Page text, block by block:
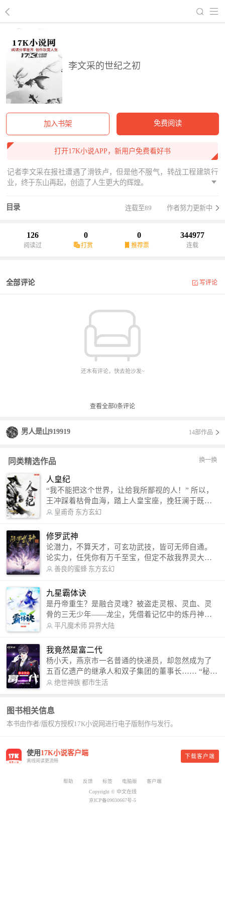
李文采的世纪之初
加入书架 免费阅读
打开17K小说APP，新用户免费看好书
记者李文采在报社遭遇了滑铁卢，但是他不服气，转战工程建筑行
业，终于东山再起，创造了人生更大的辉煌。
目录 连载至89 作者努力更新中
126
阅读过
0
打赏
0
推荐票
344977
连载
全部评论 写评论
还木有评论，快去抢沙发~
查看全部0条评论
男人是山919919 14部作品
同类精选作品 换一换
人皇纪
“我不能把这个世界，让给我所鄙视的人！” 所以，
王冲踩着枯骨血海，踏上人皇宝座，挽狂澜于既
倒，扶大厦之将倾，成就了一段无上的传说！ 微信
微博：皇甫奇（地址：http://weibo.com/u/25284575
87） QQ交流群：320238210【普通群】 574501330
【VIP订阅群】 欢迎大家关注。
皇甫奇 东方玄幻
修罗武神
论潜力，不算天才，可玄功武技，皆可无师自通。
论实力，任凭你有万千至宝，但定不敌我界灵大
军。 我是谁？天下众生视我为修罗，却不知，我以
信公众号：善良的蜜蜂后援会）
善良的蜜蜂 东方玄幻
九星霸体诀
是丹帝重生？是融合灵魂？被盗走灵根、灵血、灵
骨的三无少年——龙尘，凭借着记忆中的炼丹神
术，修行神秘功法九星霸体诀，拨开重重迷雾，解
勾搭各色美女，镇压恶鬼邪神。 江湖传闻：龙
尘一到，地吼天啸。龙尘一出，鬼泣神哭。 本
故事纯属虚构，如有雷同，那就是真事儿，想要对
号入座，抓紧时间进群：487963015 微信公众号：
平凡魔术师,或者搜索：pingfanmoshushi1982,公众
平凡魔术师 异界大陆
我竟然是富二代
杨小天，燕京市一名普通的快递员，却忽然成为了
五百亿遗产的继承人和双子集团的董事长…… “秘
书，给我定制一套百亿富翁的吃喝住行标准！” “好
呢？” “回杨总，开车太堵，已经给你安排了直升
机。” 从此，开启杨小天的百亿富翁之旅，只有他不
绝世神族 都市生活
图书相关信息
本书由作者/版权方授权17K小说网进行电子版制作与发行。
使用 17K小说客户端
离线阅读更流畅
下载客户端
帮助 反馈 标签 电脑版
客户端
Copyright © 中文在线
京ICP备09030667号-5